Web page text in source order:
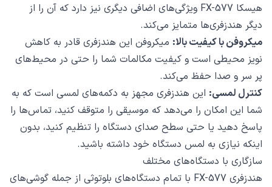
هیسکا FX-577 ویژگی‌های اضافی دیگری نیز دارد که آن را از
دیگر هندزفری‌ها متمایز می‌کند.
میکروفن با کیفیت بالا: میکروفن این هندزفری قادر به کاهش
نویز محیطی است و کیفیت مکالمات شما را حتی در محیط‌های
پر سر و صدا حفظ می‌کند.
کنترل لمسی: این هندزفری مجهز به دکمه‌های لمسی است که به
شما این امکان را می‌دهد که موسیقی را متوقف کنید، تماس‌ها را
پاسخ دهید یا حتی سطح صدای دستگاه را تنظیم کنید، بدون
اینکه نیازی به لمس دستگاه خود داشته باشید.
سازگاری با دستگاه‌های مختلف
هندزفری FX-577 با تمام دستگاه‌های بلوتوثی از جمله گوشی‌های